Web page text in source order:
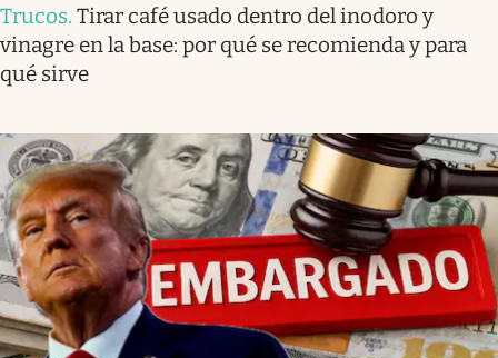
Trucos. Tirar café usado dentro del inodoro y
vinagre en la base: por qué se recomienda y para
qué sirve